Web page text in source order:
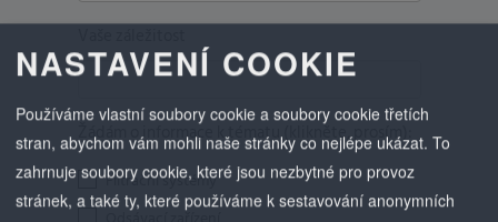
Žádám o informace k tématu (klikněte, prosím):
Filtrační systémy
NASTAVENÍ COOKIE
Používáme vlastní soubory cookie a soubory cookie třetích
stran, abychom vám mohli naše stránky co nejlépe ukázat. To
zahrnuje soubory cookie, které jsou nezbytné pro provoz
stránek, a také ty, které používáme k sestavování anonymních